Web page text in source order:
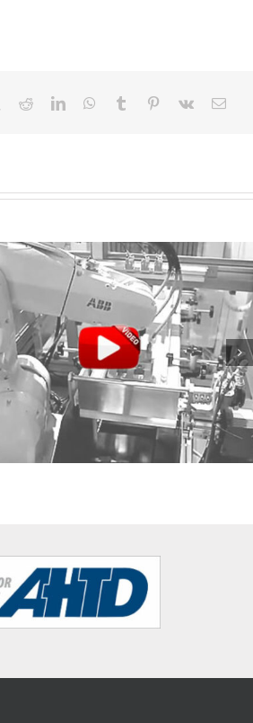
item Eastern Canada Innovates with
Robotics